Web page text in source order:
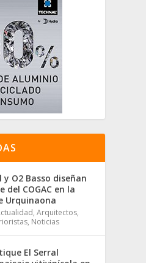
O2 Basso diseñan
del COGAC en la
Urquinaona
, Arquitectos,
, Noticias
El Serral